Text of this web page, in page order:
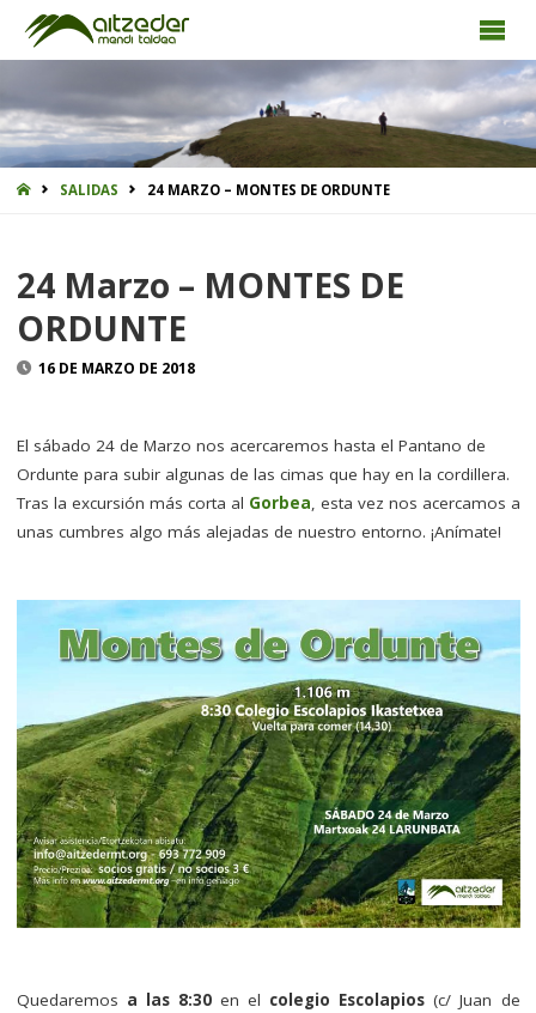
INICIOSALIDAS 24 MARZO – MONTES DE ORDUNTE
24 Marzo – MONTES DE
ORDUNTE
16 DE MARZO DE 2018
El sábado 24 de Marzo nos acercaremos hasta el Pantano de
Ordunte para subir algunas de las cimas que hay en la cordillera.
Tras la excursión más corta al Gorbea , esta vez nos acercamos a
unas cumbres algo más alejadas de nuestro entorno. ¡Anímate!
Quedaremos a las 8:30en el colegio Escolapios (c/ Juan de